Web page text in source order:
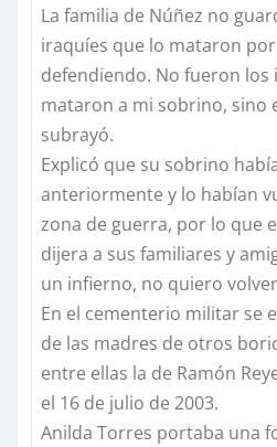
La familia de Núñez no
iraquíes que lo mataron
defendiendo. No fueron los
mataron a mi sobrino, sino
subrayó.
Explicó que su sobrino
anteriormente y lo habían
zona de guerra, por lo que
dijera a sus familiares y
un infierno, no quiero
En el cementerio militar se
de las madres de otros
entre ellas la de Ramón
el 16 de julio de 2003.
Anilda Torres portaba una